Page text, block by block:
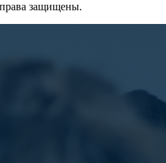
защищены.